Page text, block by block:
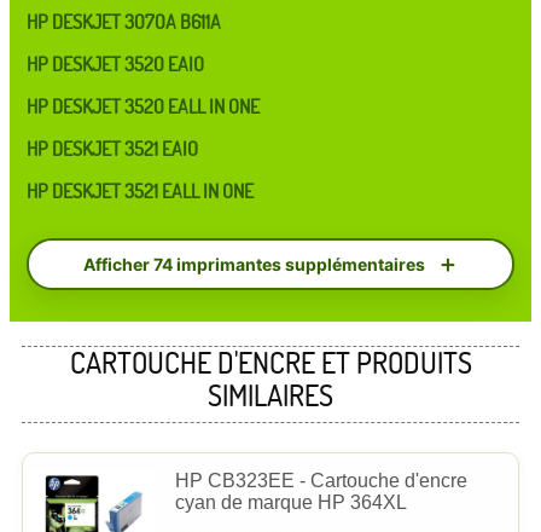
HP DESKJET 3070A B611A
HP DESKJET 3520 EAIO
HP DESKJET 3520 EALL IN ONE
HP DESKJET 3521 EAIO
HP DESKJET 3521 EALL IN ONE
Afficher 74 imprimantes supplémentaires
CARTOUCHE D'ENCRE ET PRODUITS
SIMILAIRES
HP CB323EE - Cartouche d'encre
cyan de marque HP 364XL